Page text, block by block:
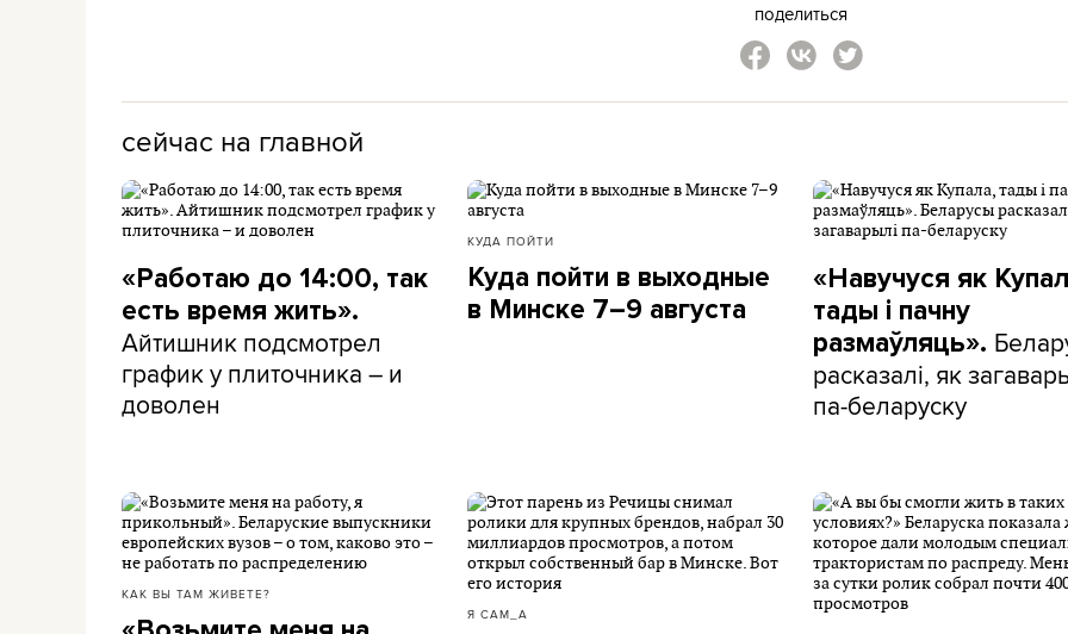
поделиться
сейчас на главной
«Работаю до 14:00, так
есть время жить».
Айтишник подсмотрел
график у плиточника – и
доволен
КУДА ПОЙТИ
Куда пойти в выходные
в Минске 7–9 августа
«Навучуся як
тады і пачну
размаўляць».
расказалі, як
па-беларуску
КАК ВЫ ТАМ ЖИВЕТЕ?
Я САМ_А